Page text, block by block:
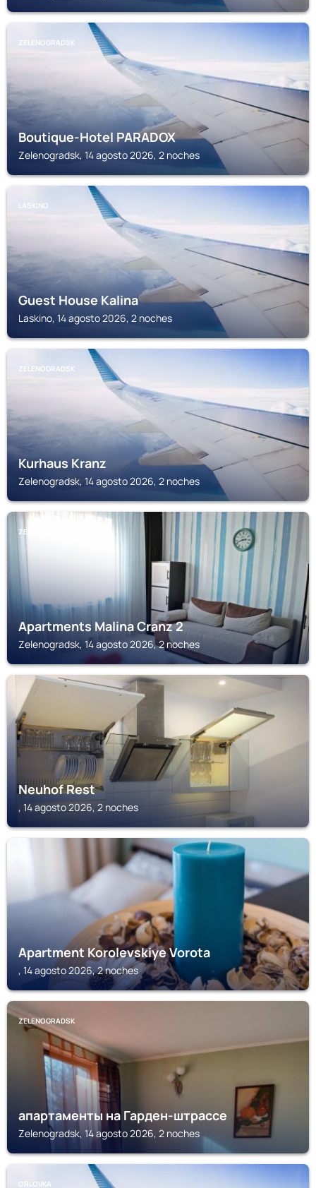
ZELENOGRADSK
Boutique-Hotel PARADOX
Zelenogradsk, 14 agosto 2026, 2 noches
LASKINO
Guest House Kalina
Laskino, 14 agosto 2026, 2 noches
ZELENOGRADSK
Kurhaus Kranz
Zelenogradsk, 14 agosto 2026, 2 noches
ZELENOGRADSK
Apartments Malina Cranz 2
Zelenogradsk, 14 agosto 2026, 2 noches
Neuhof Rest
, 14 agosto 2026, 2 noches
Apartment Korolevskiye Vorota
, 14 agosto 2026, 2 noches
ZELENOGRADSK
апартаменты на Гарден-штрассе
Zelenogradsk, 14 agosto 2026, 2 noches
ORLOVKA